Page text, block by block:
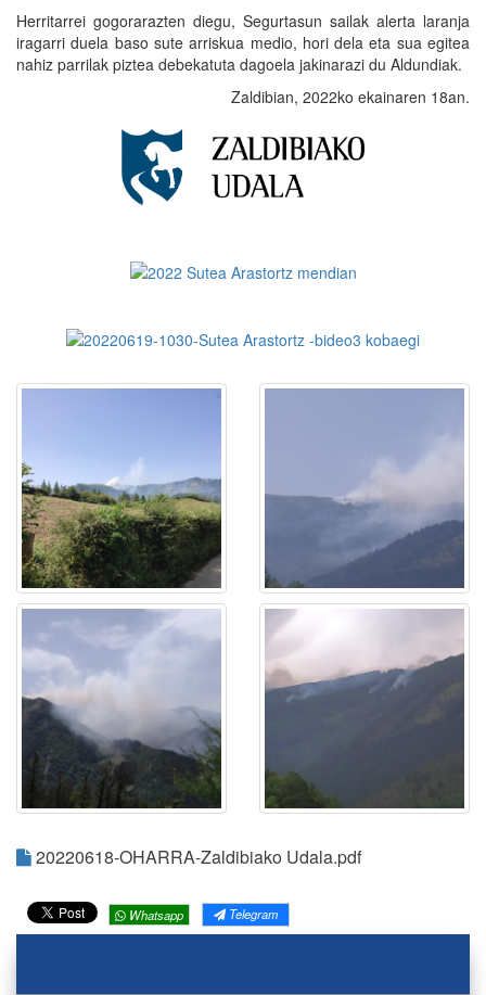
Herritarrei gogorarazten diegu, Segurtasun sailak alerta laranja
iragarri duela baso sute arriskua medio, hori dela eta sua egitea
nahiz parrilak piztea debekatuta dagoela jakinarazi du Aldundiak.
Zaldibian, 2022ko ekainaren 18an.
20220618-OHARRA-Zaldibiako Udala.pdf
Whatsapp Telegram